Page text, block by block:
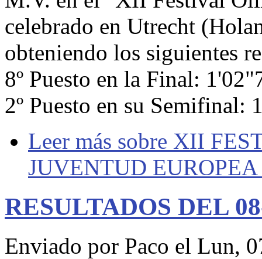
celebrado en Utrecht
obteniendo los siguientes
8º Puesto en la Final:
2º Puesto en su Semifinal:
Leer más sobre XII
JUVENTUD EUROPEA
RESULTADOS DEL
Enviado por Paco el Lun,